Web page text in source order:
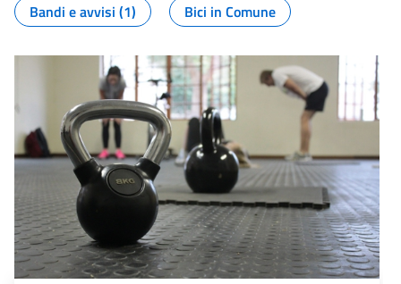
Bandi e avvisi (1)
Bici in Comune